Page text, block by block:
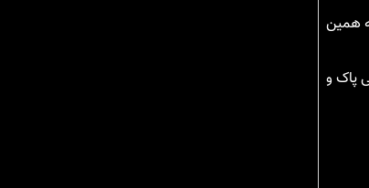
همین
پاک و